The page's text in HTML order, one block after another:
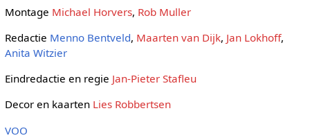
Montage Michael Horvers, Rob Muller
Redactie Menno Bentveld, Maarten van Dijk, Jan Lokhoff,
Anita Witzier
Eindredactie en regie Jan-Pieter Stafleu
Decor en kaarten Lies Robbertsen
VOO